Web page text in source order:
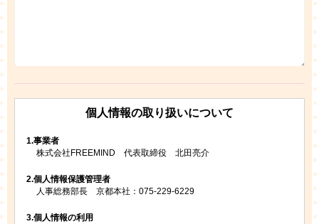
個人情報の取り扱いについて
1.事業者
株式会社FREEMIND 代表取締役 北田亮介
2.個人情報保護管理者
人事総務部長 京都本社：075-229-6229
3.個人情報の利用